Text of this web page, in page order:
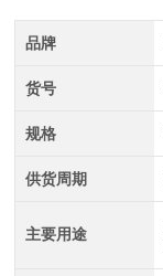
品牌
货号
规格
供货周期
主要用途